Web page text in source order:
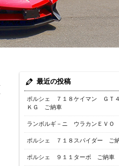
最近の投稿
ポルシェ ７１８ケイマン ＧＴ
ＫＧ ご納車
ランボルギ－ニ ウラカンＥＶＯ
ポルシェ ７１８スパイダー ご
ポルシェ ９１１ターボ ご納車